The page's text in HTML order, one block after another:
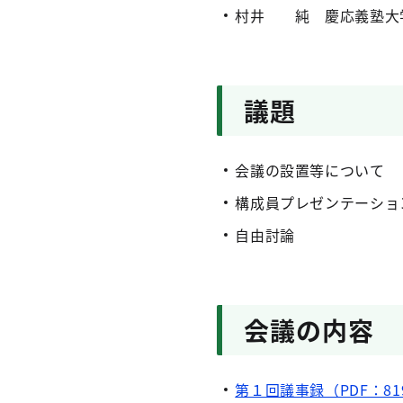
村井 純 慶応義塾大
議題
会議の設置等について
構成員プレゼンテーショ
自由討論
会議の内容
第１回議事録（PDF：